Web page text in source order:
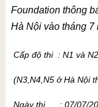
Foundation thông
Hà Nội vào tháng 7
Cấp độ thi : N1 và N2
(N3,N4,N5 ở Hà Nội
Ngày thi : 07/07/